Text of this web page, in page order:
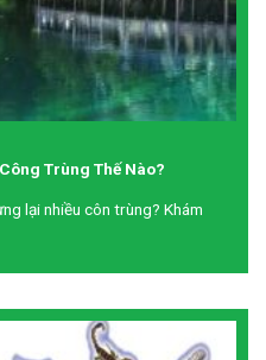
Trùng Thế Nào?
lại nhiều côn trùng? Khám